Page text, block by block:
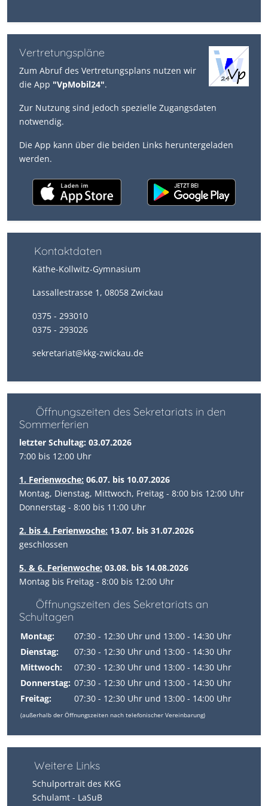
Vertretungspläne
Zum Abruf des Vertretungsplans nutzen wir
die App "VpMobil24".
Zur Nutzung sind jedoch spezielle Zugangsdaten
notwendig.
Die App kann über die beiden Links heruntergeladen
werden.
Kontaktdaten
Käthe-Kollwitz-Gymnasium
Lassallestrasse 1, 08058 Zwickau
0375 - 293010
0375 - 293026
sekretariat@kkg-zwickau.de
Öffnungszeiten des Sekretariats in den
Sommerferien
letzter Schultag: 03.07.2026
7:00 bis 12:00 Uhr
1. Ferienwoche: 06.07. bis 10.07.2026
Montag, Dienstag, Mittwoch, Freitag - 8:00 bis 12:00 Uhr
Donnerstag - 8:00 bis 11:00 Uhr
2. bis 4. Ferienwoche: 13.07. bis 31.07.2026
geschlossen
5. & 6. Ferienwoche: 03.08. bis 14.08.2026
Montag bis Freitag - 8:00 bis 12:00 Uhr
Öffnungszeiten des Sekretariats an
Schultagen
Montag:
07:30 - 12:30 Uhr und 13:00 - 14:30 Uhr
Dienstag:
07:30 - 12:30 Uhr und 13:00 - 14:30 Uhr
Mittwoch:
07:30 - 12:30 Uhr und 13:00 - 14:30 Uhr
Donnerstag: 07:30 - 12:30 Uhr und 13:00 - 14:30 Uhr
Freitag:
07:30 - 12:30 Uhr und 13:00 - 14:00 Uhr
(außerhalb der Öffnungszeiten nach telefonischer Vereinbarung)
Weitere Links
Schulportrait des KKG
Schulamt - LaSuB